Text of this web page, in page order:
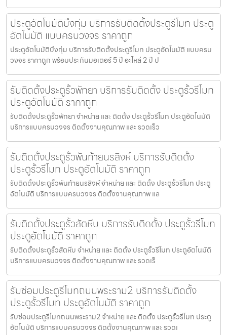
ประตูอัตโนมัติบึงกุ่ม บริการรับติดตั้งประตูรีโมท ประตู
อัตโนมัติ แบบครบวงจร ราคาถูก
ประตูอัตโนมัติบึงกุ่ม บริการรับติดตั้งประตูรีโมท ประตูอัตโนมัติ แบบครบ
วงจร ราคาถูก พร้อมประกันมอเตอร์ 5 ปี อะไหล่ 2 ปี ป
รับติดตั้งประตูรั้วพัทยา บริการรับติดตั้ง ประตูรั้วรีโมท
ประตูอัตโนมัติ ราคาถูก
รับติดตั้งประตูรั้วพัทยา จำหน่าย และ ติดตั้ง ประตูรั้วรีโมท ประตูอัตโนมัติ
บริการแบบครบวงจร ติดตั้งงานคุณภาพ และ รวดเร็ว
รับติดตั้งประตูรั้วพันท้ายนรสิงห์ บริการรับติดตั้ง
ประตูรั้วรีโมท ประตูอัตโนมัติ ราคาถูก
รับติดตั้งประตูรั้วพันท้ายนรสิงห์ จำหน่าย และ ติดตั้ง ประตูรั้วรีโมท ประตู
อัตโนมัติ บริการแบบครบวงจร ติดตั้งงานคุณภาพ แล
รับติดตั้งประตูรั้วสัตหีบ บริการรับติดตั้ง ประตูรั้วรีโมท
ประตูอัตโนมัติ ราคาถูก
รับติดตั้งประตูรั้วสัตหีบ จำหน่าย และ ติดตั้ง ประตูรั้วรีโมท ประตูอัตโนมัติ
บริการแบบครบวงจร ติดตั้งงานคุณภาพ และ รวดเร็
รับซ่อมประตูรีโมทถนนพระราม2 บริการรับติดตั้ง
ประตูรั้วรีโมท ประตูอัตโนมัติ ราคาถูก
รับซ่อมประตูรีโมทถนนพระราม2 จำหน่าย และ ติดตั้ง ประตูรั้วรีโมท ประตู
อัตโนมัติ บริการแบบครบวงจร ติดตั้งงานคุณภาพ และ รวดเ